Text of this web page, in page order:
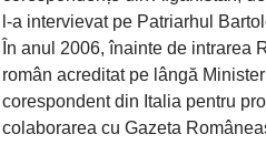
l-a intervievat pe Patriarhul
În anul 2006, înainte de intrarea
român acreditat pe lângă
corespondent din Italia pentru
colaborarea cu Gazeta